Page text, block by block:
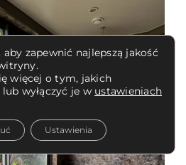
zapewnić najlepszą jakość
więcej o tym, jakich
wyłączyć je w ustawieniach
Ustawienia